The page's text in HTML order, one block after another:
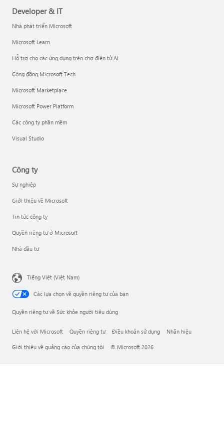
Developer & IT
Nhà phát triển Microsoft
Microsoft Learn
Hỗ trợ cho các ứng dụng trên chợ điện tử AI
Cộng đồng Microsoft Tech
Microsoft Marketplace
Microsoft Power Platform
Các công ty phần mềm
Visual Studio
Công ty
Sự nghiệp
Giới thiệu về Microsoft
Tin tức công ty
Quyền riêng tư ở Microsoft
Nhà đầu tư
Tiếng Việt (Việt Nam)
Các lựa chọn về quyền riêng tư của bạn
Quyền riêng tư về Sức khỏe người tiêu dùng
Liên hệ với Microsoft Quyền riêng tư Điều khoản sử dụng Nhãn hiệu
Giới thiệu về quảng cáo của chúng tôi © Microsoft 2026